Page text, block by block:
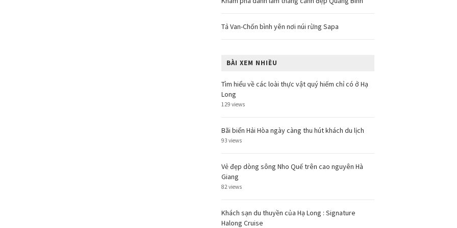
Tả Van-Chốn bình yên nơi núi rừng Sapa
BÀI XEM NHIỀU
Tìm hiểu về các loài thực vật quý hiếm chỉ có ở Hạ
Long
129 views
Bãi biển Hải Hòa ngày càng thu hút khách du lịch
93 views
Vẻ đẹp dòng sông Nho Quế trên cao nguyên Hà
Giang
82 views
Khách sạn du thuyền của Hạ Long : Signature
Halong Cruise